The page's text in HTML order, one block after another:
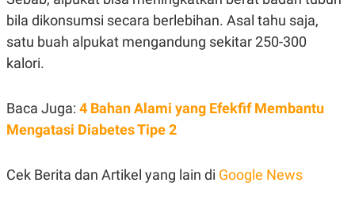
bila dikonsumsi secara berlebihan. Asal tahu saja,
satu buah alpukat mengandung sekitar 250-300
kalori.
Baca Juga: 4 Bahan Alami yang Efekfif Membantu
Mengatasi Diabetes Tipe 2
Cek Berita dan Artikel yang lain di Google News